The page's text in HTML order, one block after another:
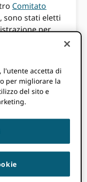
Comitato
sono stati eletti
per
dal 2025:
l'utente accetta di
per migliorare la
del sito e